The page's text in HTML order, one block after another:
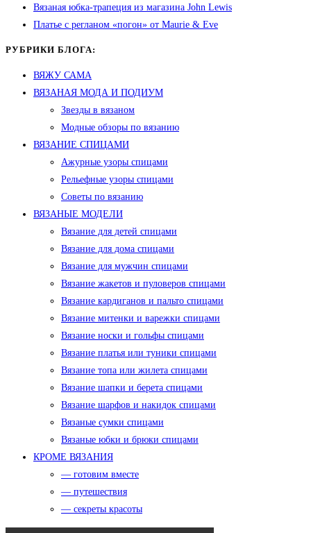
Вязаная юбка-трапеция из магазина John Lewis
Платье с регланом «погон» от Maurie & Eve
РУБРИКИ БЛОГА:
ВЯЖУ САМА
ВЯЗАНАЯ МОДА И ПОДИУМ
Звезды в вязаном
Модные обзоры по вязанию
ВЯЗАНИЕ СПИЦАМИ
Ажурные узоры спицами
Рельефные узоры спицами
Советы по вязанию
ВЯЗАНЫЕ МОДЕЛИ
Вязание для детей спицами
Вязание для дома спицами
Вязание для мужчин спицами
Вязание жакетов и пуловеров спицами
Вязание кардиганов и пальто спицами
Вязание митенки и варежки спицами
Вязание носки и гольфы спицами
Вязание платья или туники спицами
Вязание топа или жилета спицами
Вязание шапки и берета спицами
Вязание шарфов и накидок спицами
Вязаные сумки спицами
Вязаные юбки и брюки спицами
КРОМЕ ВЯЗАНИЯ
— готовим вместе
— путешествия
— секреты красоты